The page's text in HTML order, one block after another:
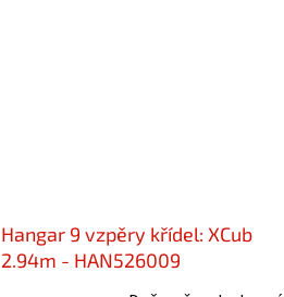
Hangar 9 vzpěry křídel: XCub
2.94m - HAN526009